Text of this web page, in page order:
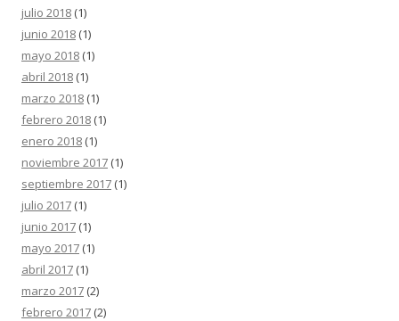
julio 2018 (1)
junio 2018 (1)
mayo 2018 (1)
abril 2018 (1)
marzo 2018 (1)
febrero 2018 (1)
enero 2018 (1)
noviembre 2017 (1)
septiembre 2017 (1)
julio 2017 (1)
junio 2017 (1)
mayo 2017 (1)
abril 2017 (1)
marzo 2017 (2)
febrero 2017 (2)